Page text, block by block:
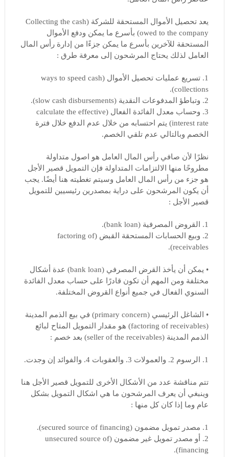
يعد تحصيل الأموال المستحقة للشركة (Collecting the cash
owed to the company) بأسرع ما يمكن ودفع الأموال
المستحقة للآخرين بأسرع ما يمكن جزءًا من إدارة رأس المال
العامل لذلك يحتاج المرشحون إلى معرفة طرق :
1. تسريع عمليات تحصيل الأموال (ways to speed cash
collections).
2. وتباطؤ المدفوعات النقدية (slow cash disbursements).
3. وحساب معدل الفائدة الفعال (calculate the effective
interest rate) يتم احتسابه من خلال عدم الدفع خلال فترة
الخصم وبالتالي عدم تلقي الخصم.
نظرًا لأن صافي رأس المال العامل هو اصول متداولة
مطروحًا منها الالتزامات المتداولة فإن التمويل قصير الأجل
هو جزء من رأس المال العامل وسيتم تغطيته هنا أيضًا. يجب
أن يكون المرشحون على دراية بمصدرين رئيسيين للتمويل
قصير الأجل :
1. القروض المصرفية (bank loan).
2. وبيع الحسابات المستحقة القبض (factoring of
receivables).
• يمكن أن يأخذ القرض المصرفي (bank loan) عدة أشكال
مختلفة ومن المهم أن تكون قادرًا على حساب معدل الفائدة
السنوي الفعال في جميع أنواع القروض المختلفة.
• الشاغل الرئيسي (primary concern) في بيع الذمم المدينة
(factoring of receivables) هو مقدار التمويل المتاح لبائع
الذمم المدينة (seller of the receivables) بعد خصم :
1. الرسوم 2. والعمولات 3. والعقوبات 4. والفوائد إن وجدت.
تتم مناقشة عدد من الأشكال الأخرى للتمويل قصير الأجل هنا
وينبغي أن يعرف المرشحون ما هي اشكال التمويل بشكل
عام وما إذا كان كل منها :
1. مصدر تمويل مضمون (secured source of financing).
2. أو مصدر تمويل غير مضمون (unsecured source of
financing).